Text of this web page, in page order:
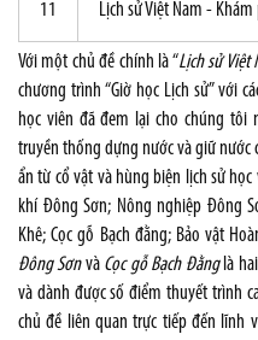
11 Lịch sử Việt Nam -
Với một chủ đề chính là “Lịch sử
chương trình “Giờ học Lịch sử” với
học viên đã đem lại cho chúng tôi
truyền thống dựng nước và giữ nước
ẩn từ cổ vật và hùng biện lịch sử
khí Đông Sơn; Nông nghiệp Đông
Khê; Cọc gỗ Bạch đằng; Bảo vật
Đông Sơnvà Cọc gỗ Bạch Đằnglà
và dành được số điểm thuyết trình
chủ đề liên quan trực tiếp đến lĩnh